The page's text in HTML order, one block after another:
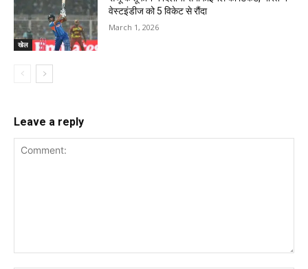
खेल
वेस्टइंडीज को 5 विकेट से रौंदा
March 1, 2026
Leave a reply